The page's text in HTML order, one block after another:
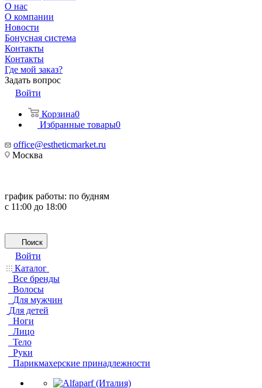
О нас
О компании
Новости
Бонусная система
Контакты
Контакты
Где мой заказ?
Задать вопрос
Войти
Корзина0
Избранные товары0
office@estheticmarket.ru
Москва
график работы: по будням
с 11:00 до 18:00
Поиск
Войти
Каталог
Все бренды
Волосы
Для мужчин
Для детей
Ноги
Лицо
Тело
Руки
Парикмахерские принадлежности